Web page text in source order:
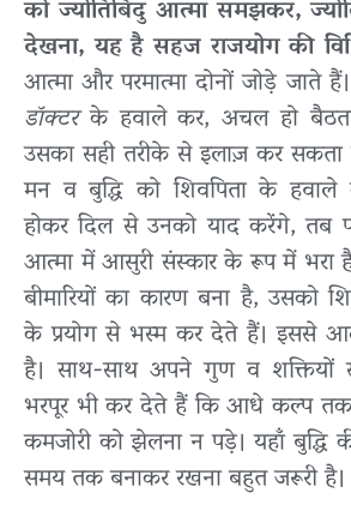
को ज्योतिबिंदु आत्मा समझकर,
देखना, यह है सहज राजयोग की
आत्मा और परमात्मा दोनों जोड़े जाते
डॉक्टरके हवाले कर, अचल हो
उसका सही तरीके से इलाज़ कर
मन व बुद्धि को शिवपिता के
होकर दिल से उनको याद करेंगे, तब
आत्मा में आसुरी संस्कार के रूप में भरा
बीमारियों का कारण बना है, उसको
के प्रयोग से भस्म कर देते हैं। इससे
है। साथ-साथ अपने गुण व शक्तियों
भरपूर भी कर देते हैं कि आधे कल्प तक
कमजोरी को झेलना न पड़े। यहाँ बुद्धि
समय तक बनाकर रखना बहुत जरूरी है।